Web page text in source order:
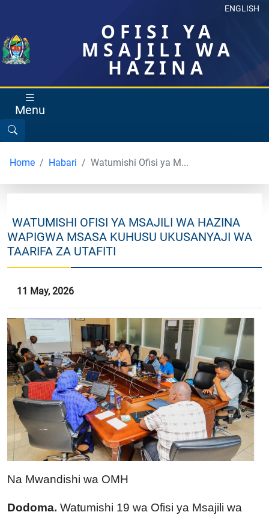
ENGLISH
OFISI YA
MSAJILI WA
HAZINA
Menu
Home Habari Watumishi Ofisi ya M...
WATUMISHI OFISI YA MSAJILI WA HAZINA
WAPIGWA MSASA KUHUSU UKUSANYAJI WA
TAARIFA ZA UTAFITI
11 May, 2026
Na Mwandishi wa OMH
Dodoma. Watumishi 19 wa Ofisi ya Msajili wa